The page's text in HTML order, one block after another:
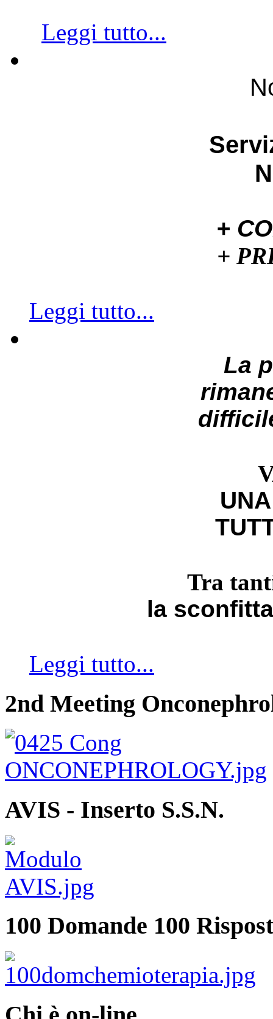
Leggi tutto...
+
+
Leggi tutto...
La
Tra
la
Leggi tutto...
2nd Meeting
AVIS - Inserto S.S.N.
100 Domande 100